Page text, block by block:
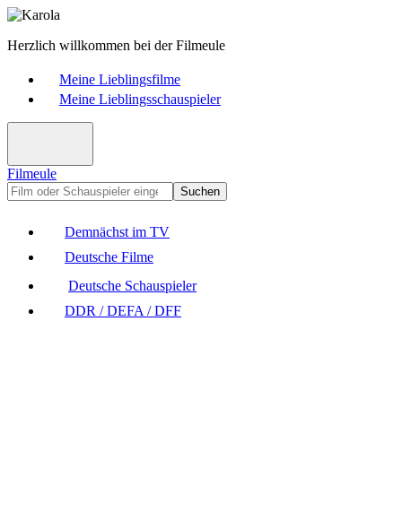
Herzlich willkommen bei der Filmeule
Meine Lieblingsfilme
Meine Lieblingsschauspieler
Filmeule
Suchen
Demnächst im TV
Deutsche Filme
Deutsche Schauspieler
DDR / DEFA / DFF